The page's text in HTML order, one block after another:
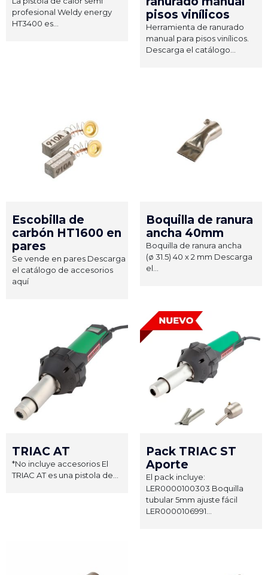
profesional Weldy energy
HT3400 es...
pisos vinílicos
Herramienta de ranurado
manual para pisos vinílicos.
Descarga el catálogo...
Escobilla de
carbón HT1600 en
pares
Se vende en pares Descarga
el catálogo de accesorios
aquí
Boquilla de ranura
ancha 40mm
Boquilla de ranura ancha
(ø 31.5) 40 x 2 mm Descarga
el...
TRIAC AT
*No incluye accesorios El
TRIAC AT es una pistola de...
Pack TRIAC ST
Aporte
El pack incluye:
LER0000100303 Boquilla
tubular 5mm ajuste fácil
LER0000106991...